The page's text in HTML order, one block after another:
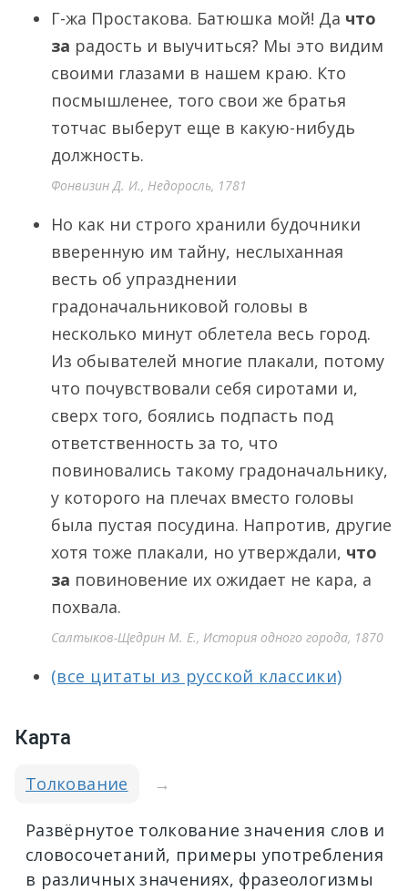
Г-жа Простакова. Батюшка мой! Да что
за радость и выучиться? Мы это видим
своими глазами в нашем краю. Кто
посмышленее, того свои же братья
тотчас выберут еще в какую-нибудь
должность.
Фонвизин Д. И., Недоросль, 1781
Но как ни строго хранили будочники
вверенную им тайну, неслыханная
весть об упразднении
градоначальниковой головы в
несколько минут облетела весь город.
Из обывателей многие плакали, потому
что почувствовали себя сиротами и,
сверх того, боялись подпасть под
ответственность за то, что
повиновались такому градоначальнику,
у которого на плечах вместо головы
была пустая посудина. Напротив, другие
хотя тоже плакали, но утверждали, что
за повиновение их ожидает не кара, а
похвала.
Салтыков-Щедрин М. Е., История одного города, 1870
(все цитаты из русской классики)
Карта
Толкование →
Развёрнутое толкование значения слов и
словосочетаний, примеры употребления
в различных значениях, фразеологизмы